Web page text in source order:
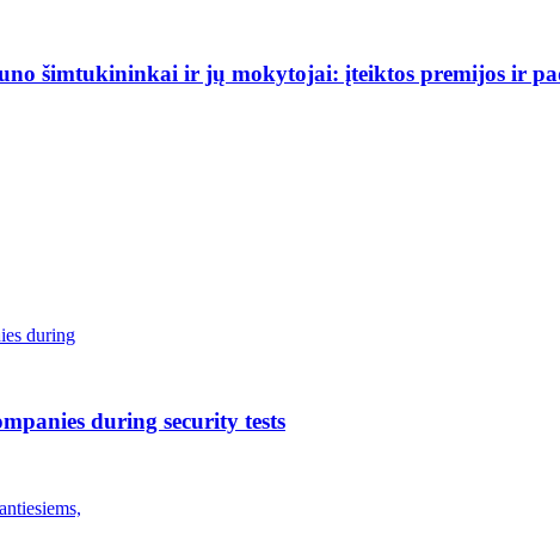
šimtukininkai ir jų mokytojai: įteiktos premijos ir
during security tests